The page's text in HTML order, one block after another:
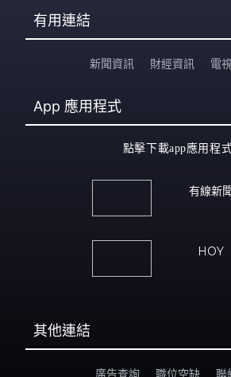
有用連結
新聞資訊 財經資訊 電
App 應用程式
點擊下載app應用程
有線新
HOY
其他連結
廣告查詢 職位空缺 聯